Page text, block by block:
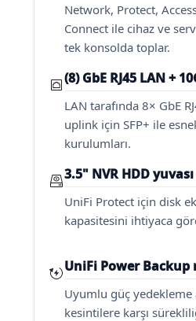
Network, Protect,
Connect ile cihaz ve
tek konsolda toplar.
(8) GbE RJ45 LAN +
LAN tarafında 8× GbE
uplink için SFP+ ile
kurulumları.
3.5" NVR HDD yuvası
UniFi Protect için disk
kapasitesini ihtiyaca
UniFi Power Backup
Uyumlu güç yedekleme
kesintilere karşı